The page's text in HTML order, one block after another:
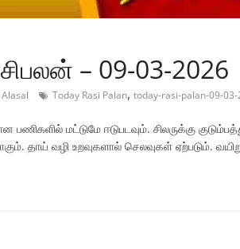
– 09-03-2026
Today Rasi Palan, today-rasi-palan-09-
மட்டுமே ஈடுபடவும். சிலருக்கு
தாய் வழி உறவுகளால் செலவுகள் ஏற்படும்.